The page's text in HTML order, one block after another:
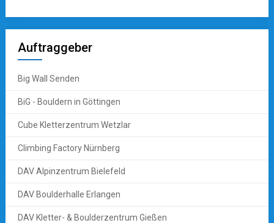
Auftraggeber
Big Wall Senden
BiG - Bouldern in Göttingen
Cube Kletterzentrum Wetzlar
Climbing Factory Nürnberg
DAV Alpinzentrum Bielefeld
DAV Boulderhalle Erlangen
DAV Kletter- & Boulderzentrum Gießen